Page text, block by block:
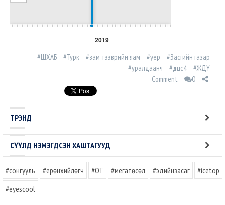
2019
#ШХАБ #Турк #зам тээврийн яам #үер
#Засгийн газар
#уралдаанч
#дцс4
#ЖДҮ
Comment
0
ТРЭНД
СҮҮЛД НЭМЭГДСЭН ХАШТАГУУД
#сонгууль #ерөнхийлөгч #OT #мегатөсөл #эдийнзасаг
#icetop
#eyescool